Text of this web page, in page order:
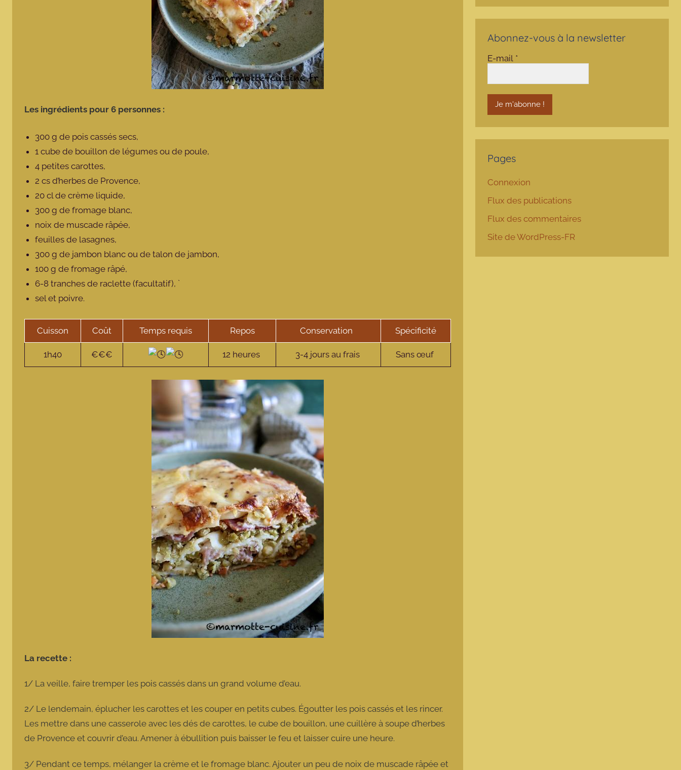
Les ingrédients pour 6 personnes :
300 g de pois cassés secs,
1 cube de bouillon de légumes ou de poule,
4 petites carottes,
2 cs d’herbes de Provence,
20 cl de crème liquide,
300 g de fromage blanc,
noix de muscade râpée,
feuilles de lasagnes,
300 g de jambon blanc ou de talon de jambon,
100 g de fromage râpé,
6-8 tranches de raclette (facultatif), `
sel et poivre.
Cuisson Coût Temps requis Repos Conservation Spécificité
1h40 €€€ 12 heures 3-4 jours au frais Sans œuf
La recette :
1/ La veille, faire tremper les pois cassés dans un grand volume d’eau.
2/ Le lendemain, éplucher les carottes et les couper en petits cubes. Égoutter les pois cassés et les rincer.
Les mettre dans une casserole avec les dés de carottes, le cube de bouillon, une cuillère à soupe d’herbes
de Provence et couvrir d’eau. Amener à ébullition puis baisser le feu et laisser cuire une heure.
3/ Pendant ce temps, mélanger la crème et le fromage blanc. Ajouter un peu de noix de muscade râpée et
Abonnez-vous à la newsletter
E-mail *
Pages
Connexion
Flux des publications
Flux des commentaires
Site de WordPress-FR